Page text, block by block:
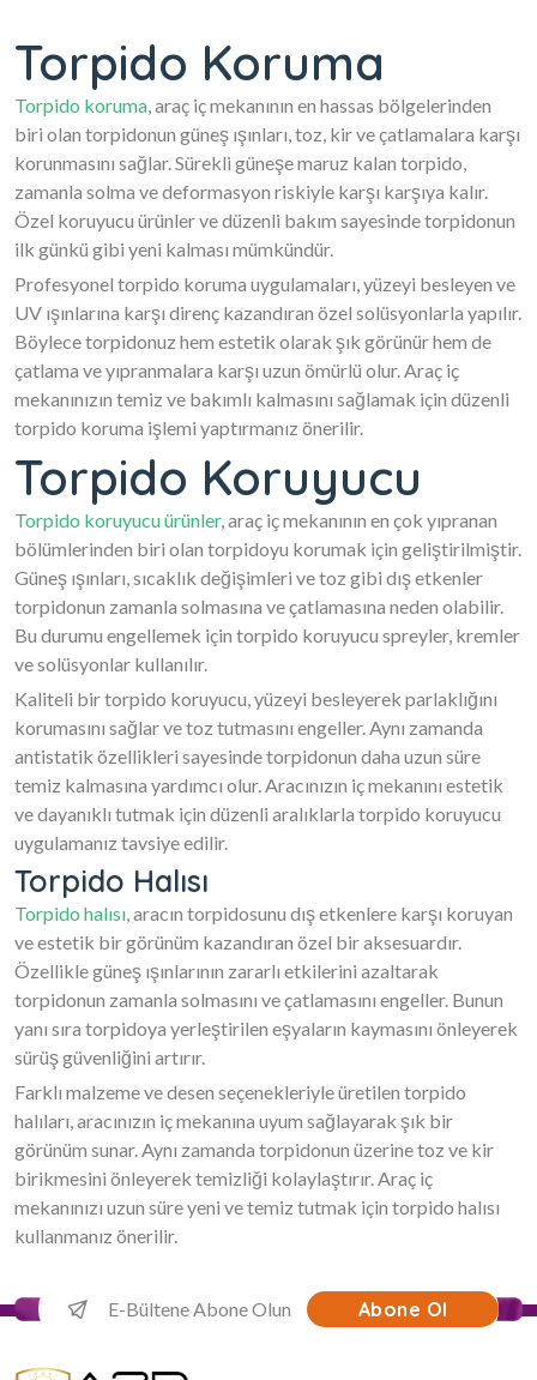
Torpido Koruma
Torpido koruma, araç iç mekanının en hassas bölgelerinden
biri olan torpidonun güneş ışınları, toz, kir ve çatlamalara karşı
korunmasını sağlar. Sürekli güneşe maruz kalan torpido,
zamanla solma ve deformasyon riskiyle karşı karşıya kalır.
Özel koruyucu ürünler ve düzenli bakım sayesinde torpidonun
ilk günkü gibi yeni kalması mümkündür.
Profesyonel torpido koruma uygulamaları, yüzeyi besleyen ve
UV ışınlarına karşı direnç kazandıran özel solüsyonlarla yapılır.
Böylece torpidonuz hem estetik olarak şık görünür hem de
çatlama ve yıpranmalara karşı uzun ömürlü olur. Araç iç
mekanınızın temiz ve bakımlı kalmasını sağlamak için düzenli
torpido koruma işlemi yaptırmanız önerilir.
Torpido Koruyucu
Torpido koruyucu ürünler, araç iç mekanının en çok yıpranan
bölümlerinden biri olan torpidoyu korumak için geliştirilmiştir.
Güneş ışınları, sıcaklık değişimleri ve toz gibi dış etkenler
torpidonun zamanla solmasına ve çatlamasına neden olabilir.
Bu durumu engellemek için torpido koruyucu spreyler, kremler
ve solüsyonlar kullanılır.
Kaliteli bir torpido koruyucu, yüzeyi besleyerek parlaklığını
korumasını sağlar ve toz tutmasını engeller. Aynı zamanda
antistatik özellikleri sayesinde torpidonun daha uzun süre
temiz kalmasına yardımcı olur. Aracınızın iç mekanını estetik
ve dayanıklı tutmak için düzenli aralıklarla torpido koruyucu
uygulamanız tavsiye edilir.
Torpido Halısı
Torpido halısı, aracın torpidosunu dış etkenlere karşı koruyan
ve estetik bir görünüm kazandıran özel bir aksesuardır.
Özellikle güneş ışınlarının zararlı etkilerini azaltarak
torpidonun zamanla solmasını ve çatlamasını engeller. Bunun
yanı sıra torpidoya yerleştirilen eşyaların kaymasını önleyerek
sürüş güvenliğini artırır.
Farklı malzeme ve desen seçenekleriyle üretilen torpido
halıları, aracınızın iç mekanına uyum sağlayarak şık bir
görünüm sunar. Aynı zamanda torpidonun üzerine toz ve kir
birikmesini önleyerek temizliği kolaylaştırır. Araç iç
mekanınızı uzun süre yeni ve temiz tutmak için torpido halısı
kullanmanız önerilir.
Abone Ol